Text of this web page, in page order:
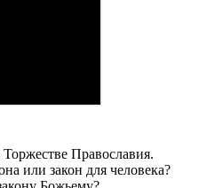
Православия.
или закон для человека?